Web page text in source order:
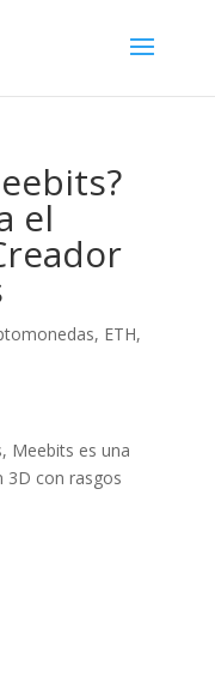
el
, ETH,
Meebits es una
3D con rasgos